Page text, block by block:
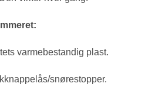
varmebestandig plast.
snørestopper.